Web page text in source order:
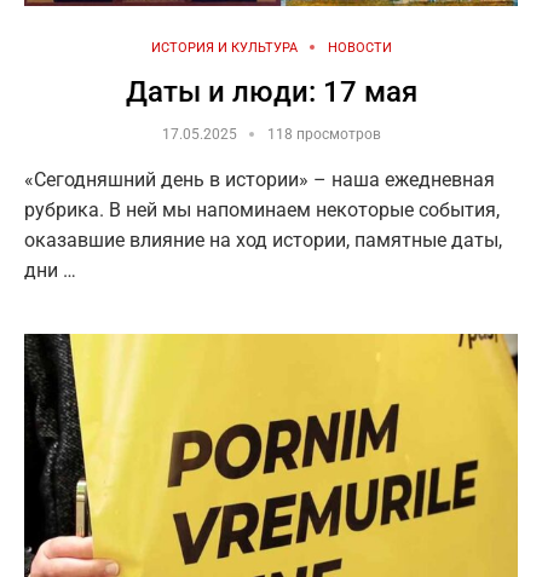
ИСТОРИЯ И КУЛЬТУРА НОВОСТИ
Даты и люди: 17 мая
17.05.2025 118 просмотров
«Сегодняшний день в истории» – наша ежедневная
рубрика. В ней мы напоминаем некоторые события,
оказавшие влияние на ход истории, памятные даты,
дни …